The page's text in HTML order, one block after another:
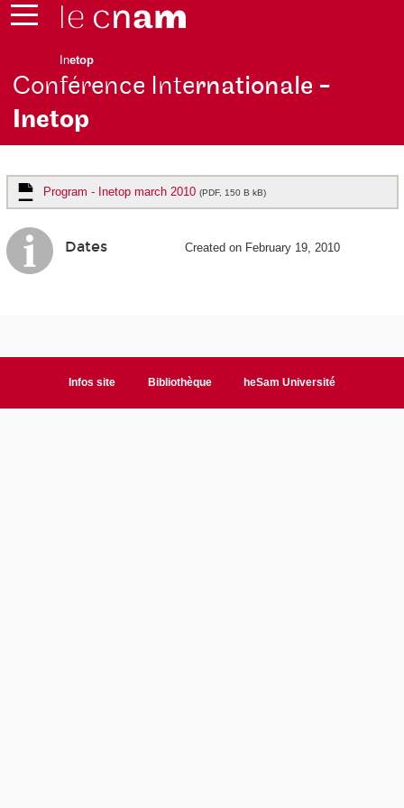
Inetop
Conférence Internationale -
Inetop
Program - Inetop march 2010 (PDF, 150 B kB)
Dates Created on February 19, 2010
Infos site Bibliothèque heSam Université